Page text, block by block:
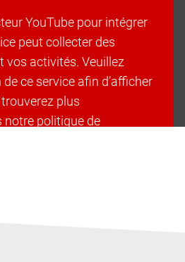
YouTube pour intégrer
peut collecter des
vos activités. Veuillez
ce service afin d’afficher
plus
notre politique de